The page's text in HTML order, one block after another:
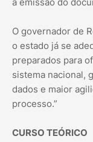
O governador de
o estado já se
preparados para
sistema nacional,
dados e maior
processo.”
CURSO TEÓRICO